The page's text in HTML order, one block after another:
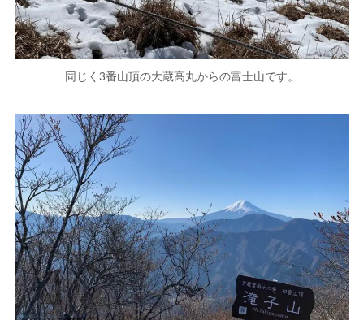
同じく3番山頂の大蔵高丸からの富士山です。